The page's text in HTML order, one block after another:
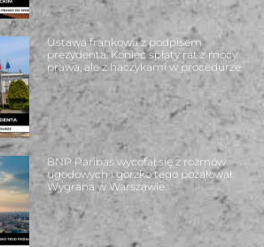
Ustawa frankowa z podpisem
prezydenta. Koniec spłaty rat z mocy
prawa, ale z haczykami w procedurze
BNP Paribas wycofał się z rozmów
ugodowych i gorzko tego pożałował.
Wygrana w Warszawie.